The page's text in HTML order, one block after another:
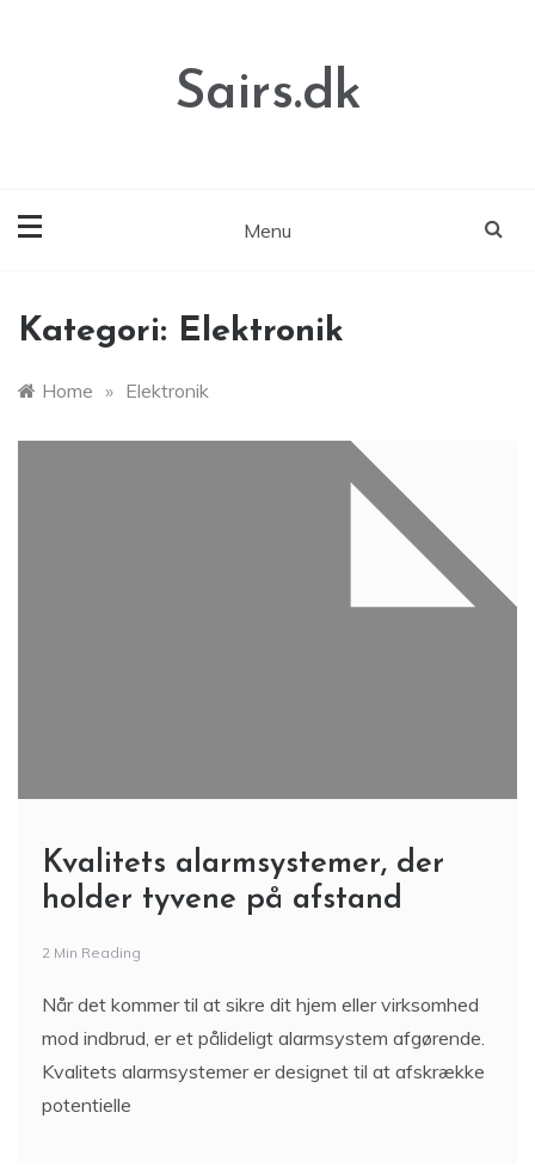
Sairs.dk
Menu
Kategori: Elektronik
Home » Elektronik
Kvalitets alarmsystemer, der
holder tyvene på afstand
2 Min Reading
Når det kommer til at sikre dit hjem eller virksomhed
mod indbrud, er et pålideligt alarmsystem afgørende.
Kvalitets alarmsystemer er designet til at afskrække
potentielle